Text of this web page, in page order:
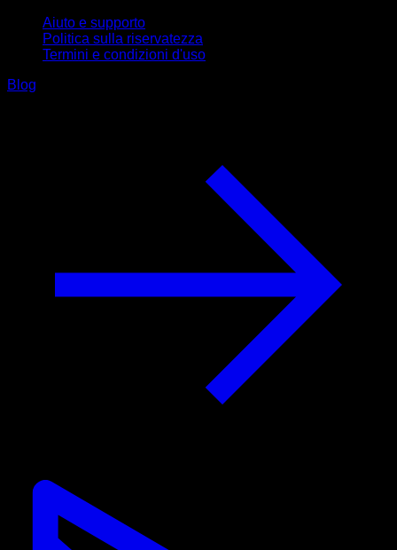
Aiuto e supporto
Politica sulla riservatezza
Termini e condizioni d'uso
Blog